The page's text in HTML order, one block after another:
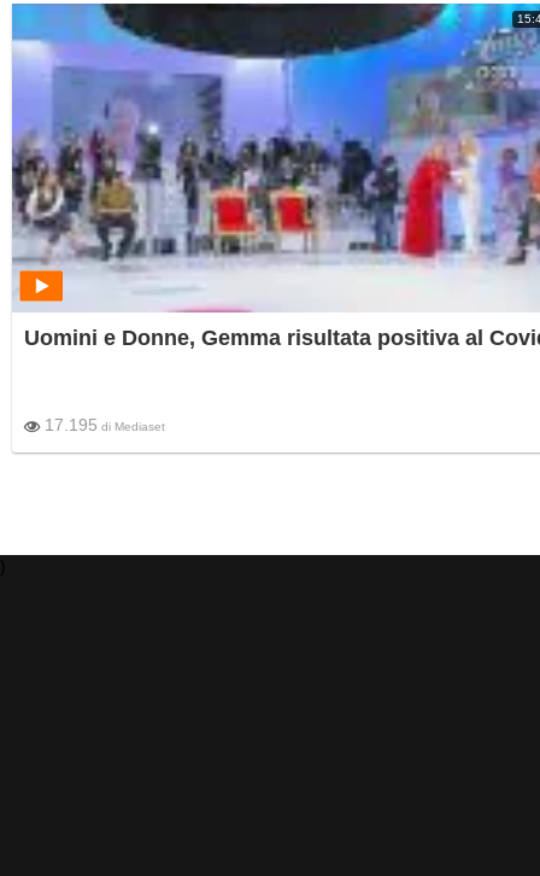
Uomini e Donne, Gemma risultata positiva al
17.195 di Mediaset